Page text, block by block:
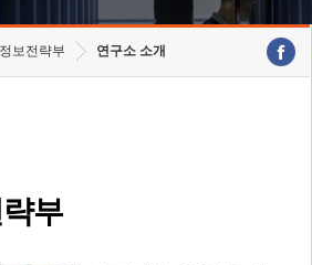
정보전략부 연구소 소개
부